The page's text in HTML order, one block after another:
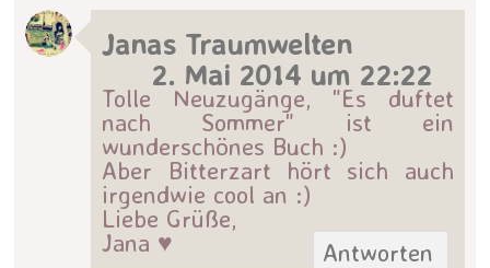
Janas Traumwelten
2. Mai 2014 um 22:22
Tolle Neuzugänge, "Es duftet
nach Sommer" ist ein
wunderschönes Buch :)
Aber Bitterzart hört sich auch
irgendwie cool an :)
Liebe Grüße,
Jana ♥
Antworten